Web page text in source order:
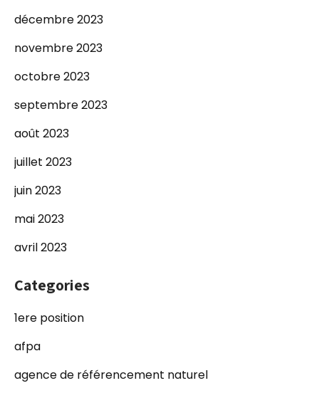
décembre 2023
novembre 2023
octobre 2023
septembre 2023
août 2023
juillet 2023
juin 2023
mai 2023
avril 2023
Categories
1ere position
afpa
agence de référencement naturel